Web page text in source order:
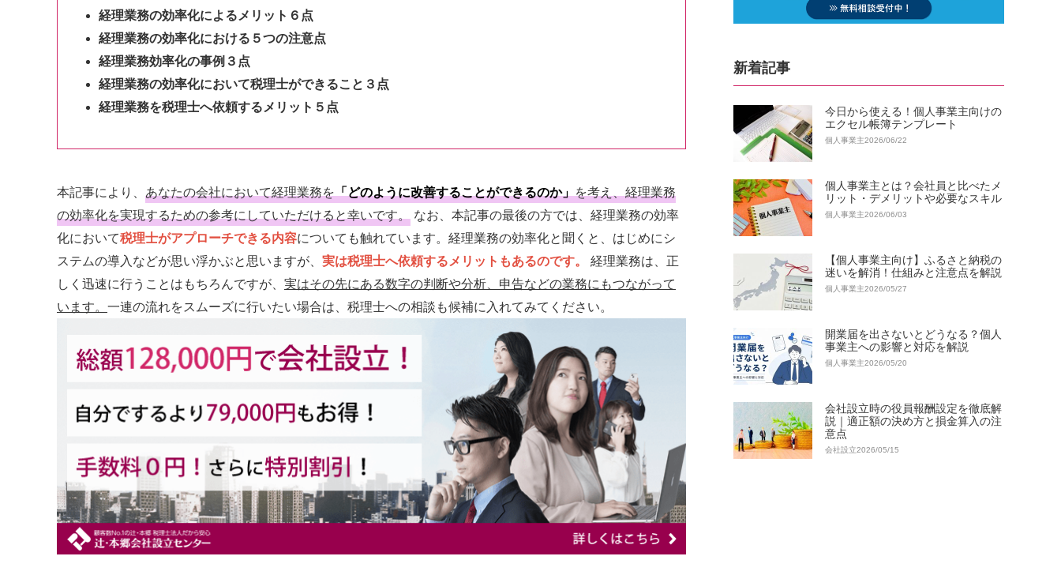
経理業務の効率化によるメリット６点
経理業務の効率化における５つの注意点
経理業務効率化の事例３点
経理業務の効率化において税理士ができること３点
経理業務を税理士へ依頼するメリット５点
本記事により、 あなたの会社において経理業務を 「どのように改善することができるのか」 を考え、経理業務
の効率化を実現するための参考にしていただけると幸いです。
なお、本記事の最後の方では、経理業務の効率
化において税理士がアプローチできる内容についても触れています。経理業務の効率化と聞くと、はじめにシ
ステムの導入などが思い浮かぶと思いますが、 実は税理士へ依頼するメリットもあるのです。
経理業務は、正
しく迅速に行うことはもちろんですが、 実はその先にある数字の判断や分析、申告などの業務にもつながって
います。 一連の流れをスムーズに行いたい場合は、税理士への相談も候補に入れてみてください。
新着記事
今日から使える！個人事業主向けの
エクセル帳簿テンプレート
2026/06/22
個人事業主
個人事業主とは？会社員と比べたメ
リット・デメリットや必要なスキル
2026/06/03
個人事業主
【個人事業主向け】ふるさと納税の
迷いを解消！仕組みと注意点を解説
2026/05/27
個人事業主
開業届を出さないとどうなる？個人
事業主への影響と対応を解説
2026/05/20
個人事業主
会社設立時の役員報酬設定を徹底解
説｜適正額の決め方と損金算入の注
意点
2026/05/15
会社設立